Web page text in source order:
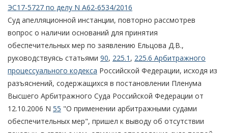
ЭС17-5727 по делу N А62-6534/2016
Суд апелляционной инстанции, повторно рассмотрев
вопрос о наличии оснований для принятия
обеспечительных мер по заявлению Ельцова Д.В.,
руководствуясь статьями 90, 225.1 , 225.6 Арбитражного
процессуального кодекса Российской Федерации, исходя из
разъяснений, содержащихся в постановлении Пленума
Высшего Арбитражного Суда Российской Федерации от
12.10.2006 N 55 "О применении арбитражными судами
обеспечительных мер", пришел к выводу об отсутствии